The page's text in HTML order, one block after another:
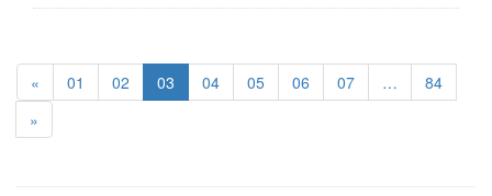
« 01 02 03 04 05 06 07 …
84
»